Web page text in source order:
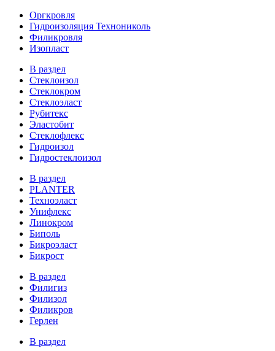
Оргкровля
Гидроизоляция Технониколь
Филикровля
Изопласт
В раздел
Стеклоизол
Стеклокром
Стеклоэласт
Рубитекс
Эластобит
Стеклофлекс
Гидроизол
Гидростеклоизол
В раздел
PLANTER
Техноэласт
Унифлекс
Линокром
Биполь
Бикроэласт
Бикрост
В раздел
Филигиз
Филизол
Филикров
Герлен
В раздел